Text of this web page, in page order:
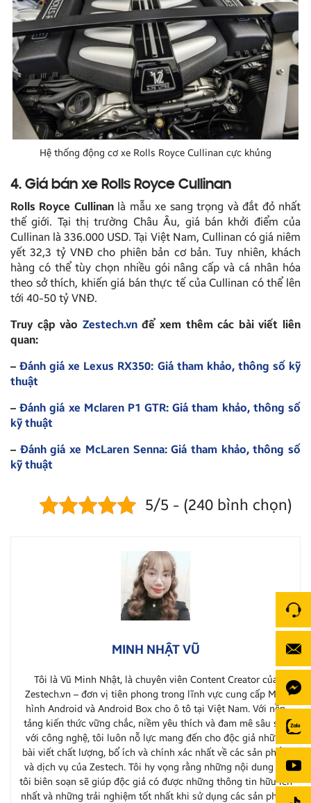
Hệ thống động cơ xe Rolls Royce Cullinan cực khủng
4. Giá bán xe Rolls Royce Cullinan
Rolls Royce Cullinanlà mẫu xe sang trọng và đắt đỏ nhất
thế giới. Tại thị trường Châu Âu, giá bán khởi điểm của
Cullinan là 336.000 USD. Tại Việt Nam, Cullinan có giá niêm
yết 32,3 tỷ VNĐ cho phiên bản cơ bản. Tuy nhiên, khách
hàng có thể tùy chọn nhiều gói nâng cấp và cá nhân hóa
theo sở thích, khiến giá bán thực tế của Cullinan có thể lên
tới 40-50 tỷ VNĐ.
Truy cập vào Zestech.vnđể xem thêm các bài viết liên
quan:
–Đánh giá xe Lexus RX350: Giá tham khảo, thông số kỹ
thuật
–Đánh giá xe Mclaren P1 GTR: Giá tham khảo, thông số
kỹ thuật
– Đánh giá xe McLaren Senna: Giá tham khảo, thông số
kỹ thuật
5/5 - (240 bình chọn)
MINH NHẬT VŨ
Tôi là Vũ Minh Nhật, là chuyên viên Content Creator của
Zestech.vn – đơn vị tiên phong trong lĩnh vực cung cấp Màn
hình Android và Android Box cho ô tô tại Việt Nam. Với nền
tảng kiến thức vững chắc, niềm yêu thích và đam mê sâu sắc
với công nghệ, tôi luôn nỗ lực mang đến cho độc giả những
bài viết chất lượng, bổ ích và chính xác nhất về các sản phẩm
và dịch vụ của Zestech. Tôi hy vọng rằng những nội dung do
tôi biên soạn sẽ giúp độc giả có được những thông tin hữu ích
nhất và những trải nghiệm tốt nhất khi sử dụng các sản phẩm